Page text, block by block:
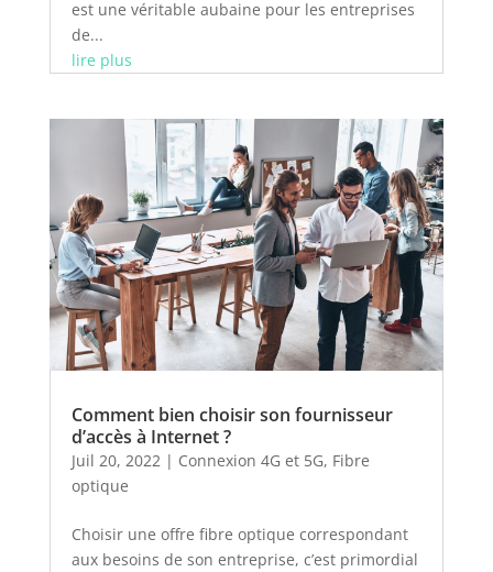
est une véritable aubaine pour les entreprises
de...
lire plus
Comment bien choisir son fournisseur
d’accès à Internet ?
Juil 20, 2022| Connexion 4G et 5G, Fibre
optique
Choisir une offre fibre optique correspondant
aux besoins de son entreprise, c’est primordial